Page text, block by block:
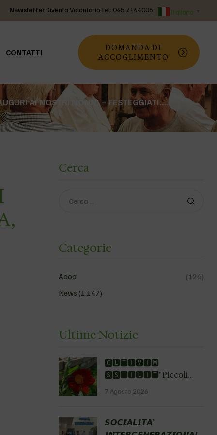
NewsletterDiventa VolontarioTel: 045 7144006 Italiano ▼
CONTATTI
DOMANDA DI
ACCOGLIMENTO
AI NOSTRI NONNI – FESTEGGIATI……
Cerca
Categorie
Adoa
(126)
News (1.147)
Ultime Notizie
🅲🅻🆃🅸🆅🅸🅼
🆂🆂🅸🅸🅻🅸🆃’ Piccoli
passi, grandi impatti
Pietro di Morubio VR
7 Agosto 2026
𝙎𝙊𝘾𝙄𝘼𝙇𝙄𝙏𝘼’